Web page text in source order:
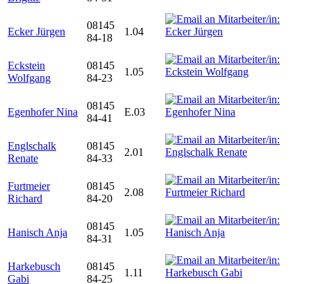
Ecker Jürgen
08145
84-18
1.04
Eckstein
Wolfgang
08145
84-23
1.05
Egenhofer Nina
08145
84-41
E.03
Englschalk
Renate
08145
84-33
2.01
Furtmeier
Richard
08145
84-20
2.08
Hanisch Anja
08145
84-31
1.05
Harkebusch
Gabi
08145
84-25
1.11